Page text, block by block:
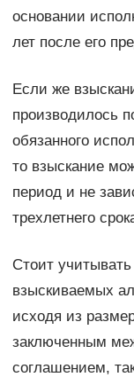
основании
лет после его
Если же
производилось
обязанного
то взыскание
период и не
трехлетнего
Стоит
взыскиваемых
исходя из
заключенным
соглашением,